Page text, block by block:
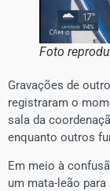
Foto
Gravações de
registraram o
sala da
enquanto outros
Em meio à
um mata-leão